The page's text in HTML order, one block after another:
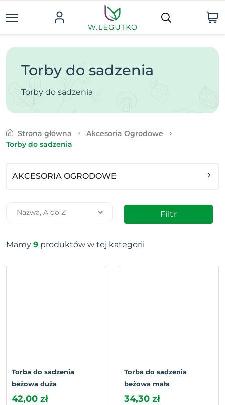
Torby do sadzenia
Torby do sadzenia
Strona główna
Akcesoria Ogrodowe
Torby do sadzenia
AKCESORIA OGRODOWE
Filtr
Mamy 9 produktów w tej kategorii
Torba do sadzenia
beżowa duża
42,00 zł
Torba do sadzenia
beżowa mała
34,30 zł